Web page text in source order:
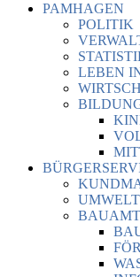
PAMHAGEN
POLITIK
LEBEN
BAUAMT